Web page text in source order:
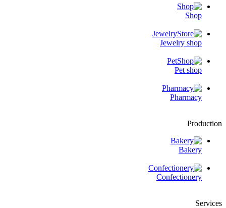
Shop
Jewelry shop
Pet shop
Pharmacy
Production
Bakery
Confectionery
Services